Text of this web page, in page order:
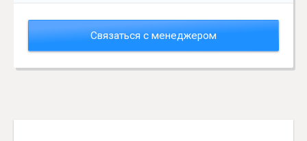
Связаться с менеджером